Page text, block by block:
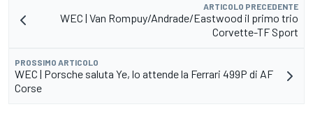
ARTICOLO PRECEDENTE
WEC | Van Rompuy/Andrade/Eastwood il primo trio
Corvette-TF Sport
PROSSIMO ARTICOLO
WEC | Porsche saluta Ye, lo attende la Ferrari 499P di AF
Corse